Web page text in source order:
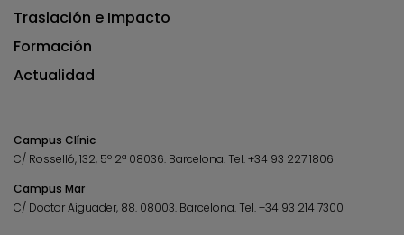
Traslación e Impacto
Formación
Actualidad
Campus Clínic
C/ Rosselló, 132, 5º 2ª 08036. Barcelona.Tel.+34 93 227 1806
Campus Mar
C/ Doctor Aiguader, 88. 08003. Barcelona.Tel.+34 93 214 7300